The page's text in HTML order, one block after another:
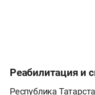
Реабилитация и
Республика